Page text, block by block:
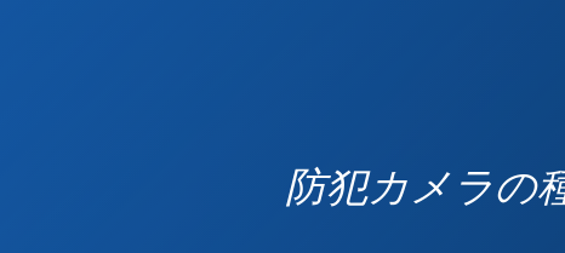
防犯カメラの